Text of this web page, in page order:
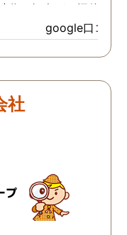
時代の知人が、探偵に依
して証拠をつかんで離婚
という話を思い出し、
々なホームページを見
きな金額を費やすこと
こにお願いしたらいい
んでした。 とりあえず
けしてみたいと思い、
話をかけると、直接お会
google口コミ
社